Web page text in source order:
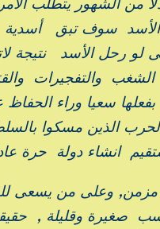
سوف تبق
لو رحل الأسد نتيجة
والتفجيرات
سعيا وراء
الذين مسكوا
انشاء دولة حرة
وعلى من يسعى
صغيرة وقليلة ,